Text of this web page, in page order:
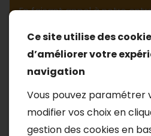
En faisant appel à notre
délais convenus. De
matériaux de haute
durabilité optimale de vos
Enfin, notre service clientèle
pour répondre à toutes
Ce site utilise des
d’améliorer votre
navigation
Vous pouvez paramétrer
modifier vos choix en
gestion des cookies en